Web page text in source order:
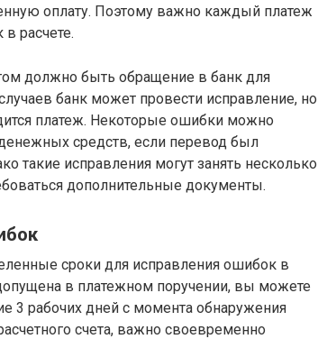
оплату. Поэтому важно каждый платеж
расчете.
должно быть обращение в банк для
банк может провести исправление, но
платеж. Некоторые ошибки можно
средств, если перевод был
такие исправления могут занять несколько
дополнительные документы.
сроки для исправления ошибок в
в платежном поручении, вы можете
3 рабочих дней с момента обнаружения
счета, важно своевременно